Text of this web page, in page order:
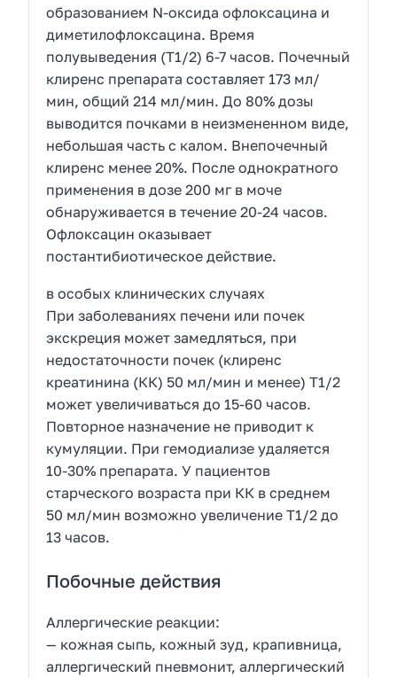
образованием N-оксида офлоксацина и
диметилофлоксацина. Время
полувыведения (T1/2) 6-7 часов. Почечный
клиренс препарата составляет 173 мл/
мин, общий 214 мл/мин. До 80% дозы
выводится почками в неизмененном виде,
небольшая часть с калом. Внепочечный
клиренс менее 20%. После однократного
применения в дозе 200 мг в моче
обнаруживается в течение 20-24 часов.
Офлоксацин оказывает
постантибиотическое действие.
в особых клинических случаях
При заболеваниях печени или почек
экскреция может замедляться, при
недостаточности почек (клиренс
креатинина (КК) 50 мл/мин и менее) T1/2
может увеличиваться до 15-60 часов.
Повторное назначение не приводит к
кумуляции. При гемодиализе удаляется
10-30% препарата. У пациентов
старческого возраста при КК в среднем
50 мл/мин возможно увеличение T1/2 до
13 часов.
Побочные действия
Аллергические реакции:
— кожная сыпь, кожный зуд, крапивница,
аллергический пневмонит, аллергический